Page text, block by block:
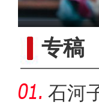
专稿
石河